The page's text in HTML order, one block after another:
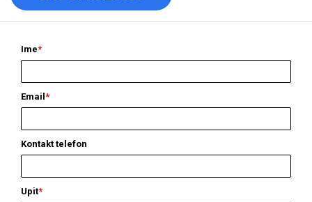
Ime*
Email *
Kontakt telefon
Upit*